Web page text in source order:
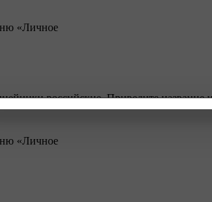
российские. Приведите